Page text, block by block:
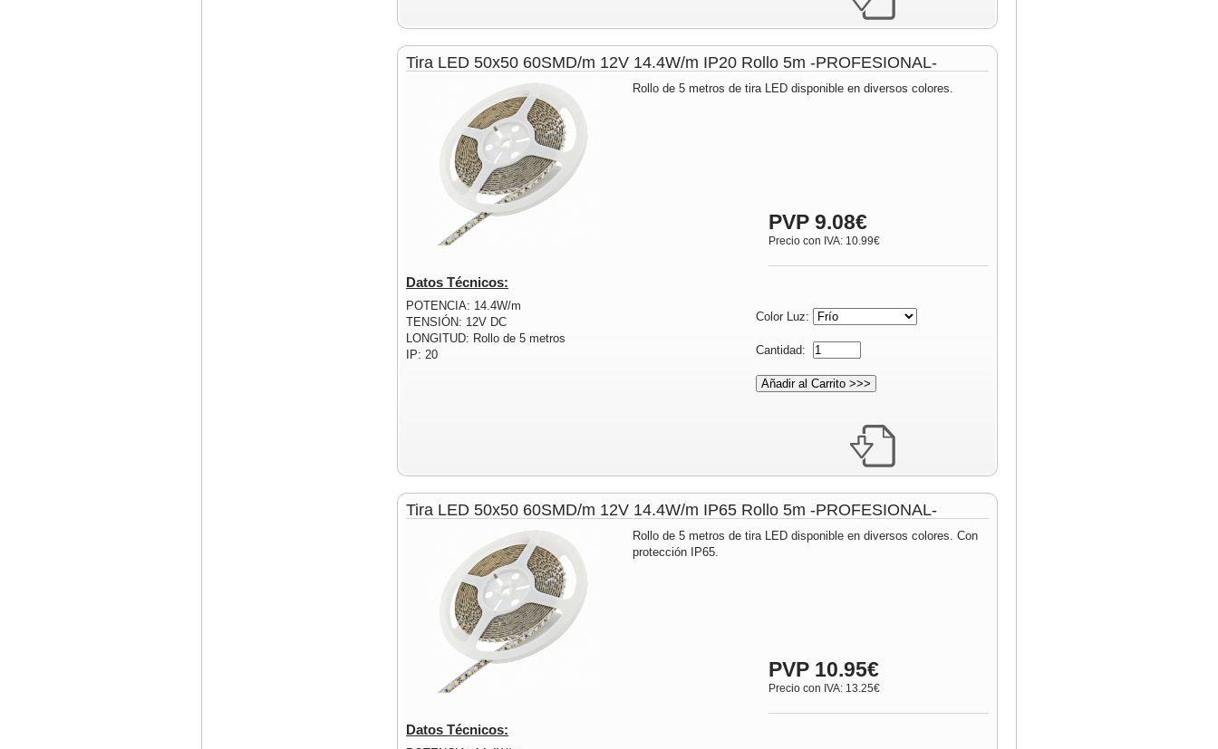
Tira LED 50x50 60SMD/m 12V 14.4W/m IP20 Rollo 5m -PROFESIONAL-
Rollo de 5 metros de tira LED disponible en diversos colores.
PVP 9.08€
Precio con IVA: 10.99€
Datos Técnicos:
POTENCIA: 14.4W/m
TENSIÓN: 12V DC
LONGITUD: Rollo de 5 metros
IP: 20
Color Luz:
Cantidad:
Tira LED 50x50 60SMD/m 12V 14.4W/m IP65 Rollo 5m -PROFESIONAL-
Rollo de 5 metros de tira LED disponible en diversos colores. Con
protección IP65.
PVP 10.95€
Precio con IVA: 13.25€
Datos Técnicos: